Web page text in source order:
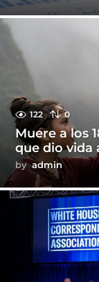
122 0
Muere a los
que dio vida
by admin